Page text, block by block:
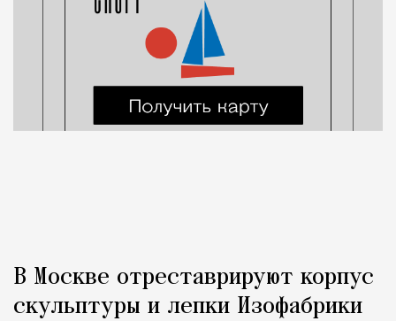
В Москве отреставрируют корпус
скульптуры и лепки Изофабрики